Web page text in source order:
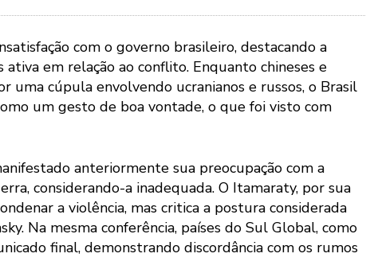
com o governo brasileiro, destacando a
em relação ao conflito. Enquanto chineses e
uma cúpula envolvendo ucranianos e russos, o Brasil
um gesto de boa vontade, o que foi visto com
anteriormente sua preocupação com a
considerando-a inadequada. O Itamaraty, por sua
a violência, mas critica a postura considerada
Na mesma conferência, países do Sul Global, como
final, demonstrando discordância com os rumos